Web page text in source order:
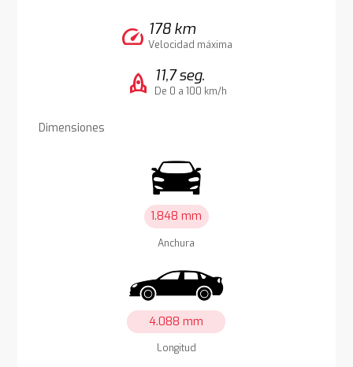
speed 178 km
Velocidad máxima
rocket 11,7 seg.
De 0 a 100 km/h
Dimensiones
1.848 mm
Anchura
4.088 mm
Longitud